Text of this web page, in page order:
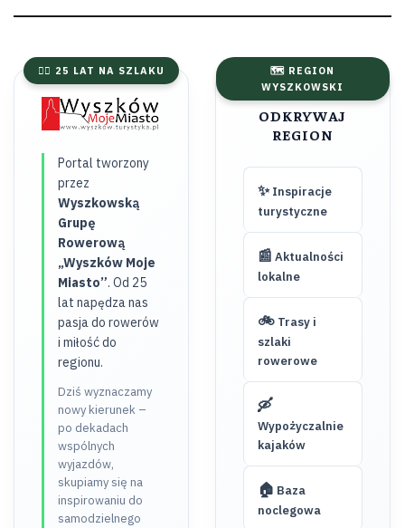
🚴‍♂️ 25 LAT NA SZLAKU
Portal tworzony
przez
Wyszkowską
Grupę
Rowerową
„Wyszków Moje
Miasto”. Od 25
lat napędza nas
pasja do rowerów
i miłość do
regionu.
Dziś wyznaczamy
nowy kierunek –
po dekadach
wspólnych
wyjazdów,
skupiamy się na
inspirowaniu do
samodzielnego
🗺️ REGION
WYSZKOWSKI
ODKRYWAJ
REGION
✨Inspiracje
turystyczne
📰 Aktualności
lokalne
🚲Trasy i
szlaki
rowerowe
🛶
Wypożyczalnie
kajaków
🏠 Baza
noclegowa